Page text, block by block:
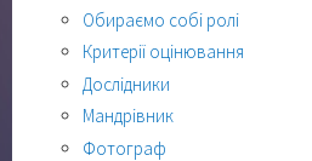
Обираємо собі ролі
Критерії оцінювання
Дослідники
Мандрівник
Фотограф